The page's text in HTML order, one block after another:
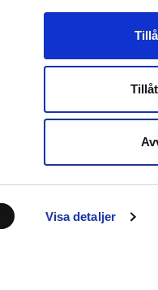
Visa detaljer
ellimineras,
rår på. ­Ytterpanelen är
Följ XNvillan
FACEBOOK